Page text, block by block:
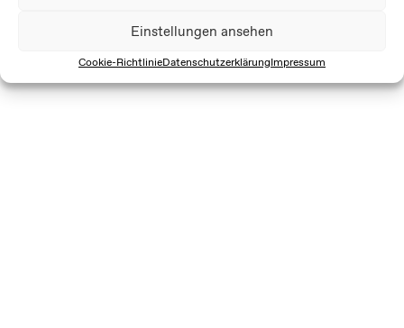
Einstellungen ansehen
Cookie-RichtlinieDatenschutzerklärungImpressum